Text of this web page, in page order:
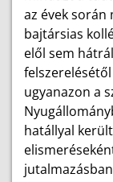
az évek
bajtársias
elől sem
ugyanazon a
hatállyal